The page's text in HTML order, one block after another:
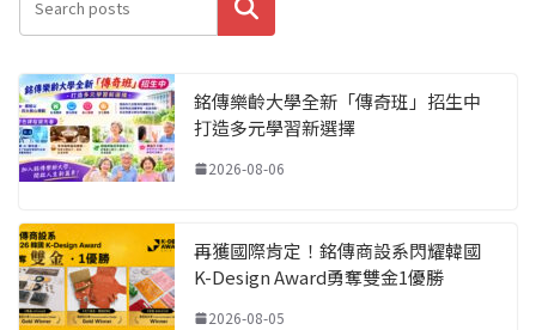
搜尋
銘傳樂齡大學全新「傳奇班」招生中
打造多元學習新選擇
2026-08-06
再獲國際肯定！銘傳商設系閃耀韓國
K-Design Award勇奪雙金1優勝
2026-08-05